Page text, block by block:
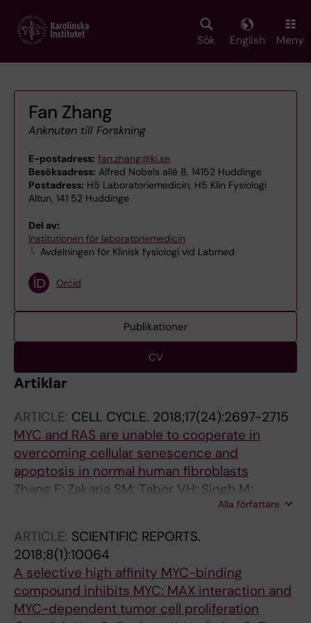
main
Sök English Meny
Fan Zhang
Anknuten till Forskning
E-postadress: fan.zhang@ki.se
Besöksadress: Alfred Nobels allé 8, 14152 Huddinge
Postadress: H5 Laboratoriemedicin, H5 Klin Fysiologi
Altun, 141 52 Huddinge
Del av:
Institutionen för laboratoriemedicin
Avdelningen för Klinisk fysiologi vid Labmed
Orcid
Publikationer
CV
Artiklar
ARTICLE: CELL CYCLE. 2018;17(24):2697-2715
MYC and RAS are unable to cooperate in
overcoming cellular senescence and
apoptosis in normal human fibroblasts
Zhang F; Zakaria SM; Tabor VH; Singh M;
Tronnersjo S; Goodwin J; Selivanova G; Bartek
Alla författare
ARTICLE: SCIENTIFIC REPORTS.
2018;8(1):10064
A selective high affinity MYC-binding
compound inhibits MYC: MAX interaction and
MYC-dependent tumor cell proliferation